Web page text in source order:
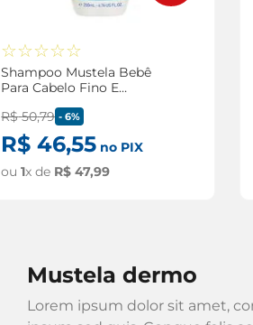
☆☆☆☆☆
Shampoo Mustela Bebê
Para Cabelo Fino E
R$ 50,79 -6%
R$ 46,55 no PIX
ou1x de R$ 47,99
mustela dermo
Lorem ipsum dolor sit amet,